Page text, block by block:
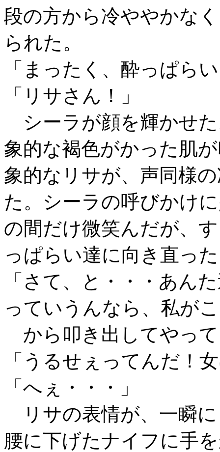
段の方から冷ややかな
られた。
「まったく、酔っぱら
「リサさん！」
シーラが顔を輝かせ
象的な褐色がかった肌
象的なリサが、声同様
た。シーラの呼びかけ
の間だけ微笑んだが、
っぱらい達に向き直っ
「さて、と・・・あん
っていうんなら、私が
から叩き出してやっ
「うるせぇってんだ！
「へぇ・・・」
リサの表情が、一瞬
腰に下げたナイフに手